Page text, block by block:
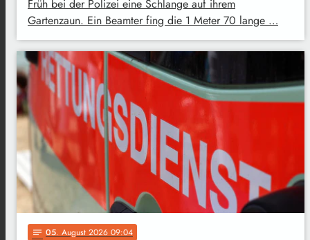
Früh bei der Polizei eine Schlange auf ihrem
Gartenzaun. Ein Beamter fing die 1 Meter 70 lange …
notes 05. August 2026 09:04